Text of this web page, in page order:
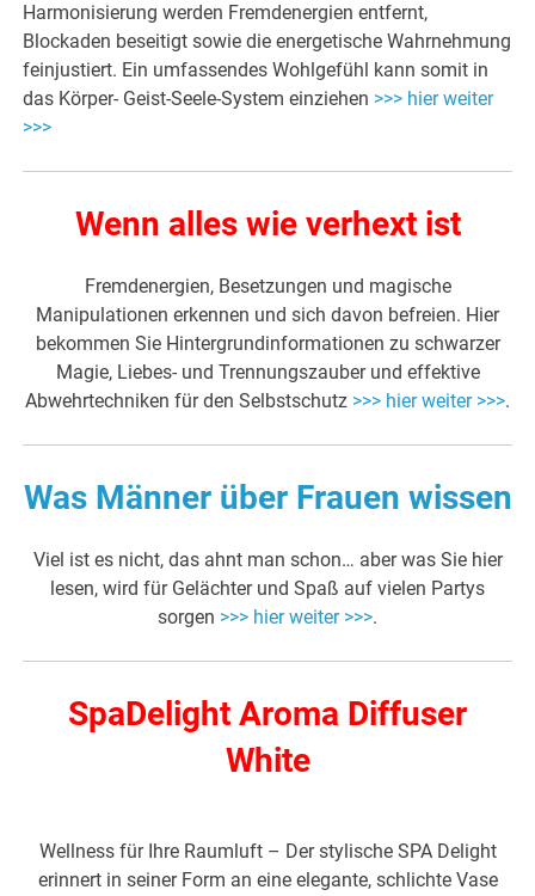
Harmonisierung werden Fremdenergien entfernt,
Blockaden beseitigt sowie die energetische Wahrnehmung
feinjustiert. Ein umfassendes Wohlgefühl kann somit in
das Körper- Geist-Seele-System einziehen >>> hier weiter
>>>
Wenn alles wie verhext ist
Fremdenergien, Besetzungen und magische
Manipulationen erkennen und sich davon befreien. Hier
bekommen Sie Hintergrundinformationen zu schwarzer
Magie, Liebes- und Trennungszauber und effektive
Abwehrtechniken für den Selbstschutz >>> hier weiter >>>.
Was Männer über Frauen wissen
Viel ist es nicht, das ahnt man schon… aber was Sie hier
lesen, wird für Gelächter und Spaß auf vielen Partys
sorgen >>> hier weiter >>>.
SpaDelight Aroma Diffuser
White
Wellness für Ihre Raumluft – Der stylische SPA Delight
erinnert in seiner Form an eine elegante, schlichte Vase